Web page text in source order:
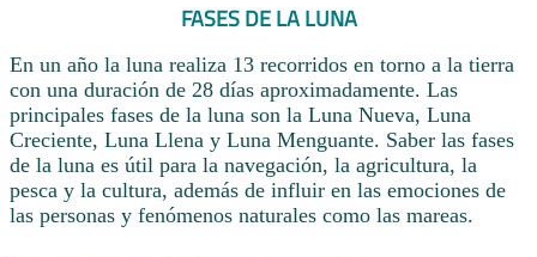
FASES DE LA LUNA
En un año la luna realiza 13 recorridos en torno a la tierra
con una duración de 28 días aproximadamente. Las
principales fases de la luna son la Luna Nueva, Luna
Creciente, Luna Llena y Luna Menguante. Saber las fases
de la luna es útil para la navegación, la agricultura, la
pesca y la cultura, además de influir en las emociones de
las personas y fenómenos naturales como las mareas.